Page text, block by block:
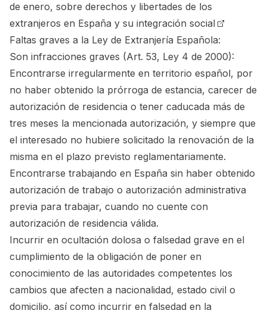
de enero, sobre derechos y libertades de los
extranjeros en España y su integración social
Faltas graves a la Ley de Extranjería Española:
Son infracciones graves (Art. 53, Ley 4 de 2000):
Encontrarse irregularmente en territorio español, por
no haber obtenido la prórroga de estancia, carecer de
autorización de residencia o tener caducada más de
tres meses la mencionada autorización, y siempre que
el interesado no hubiere solicitado la renovación de la
misma en el plazo previsto reglamentariamente.
Encontrarse trabajando en España sin haber obtenido
autorización de trabajo o autorización administrativa
previa para trabajar, cuando no cuente con
autorización de residencia válida.
Incurrir en ocultación dolosa o falsedad grave en el
cumplimiento de la obligación de poner en
conocimiento de las autoridades competentes los
cambios que afecten a nacionalidad, estado civil o
domicilio, así como incurrir en falsedad en la